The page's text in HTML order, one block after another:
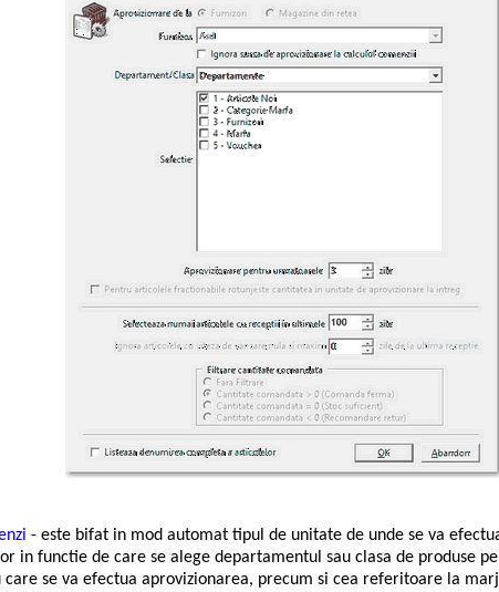
- este bifat in mod automat tipul de unitate de unde se va
in functie de care se alege departamentul sau clasa de produse
se va efectua aprovizionarea, precum si cea referitoare la